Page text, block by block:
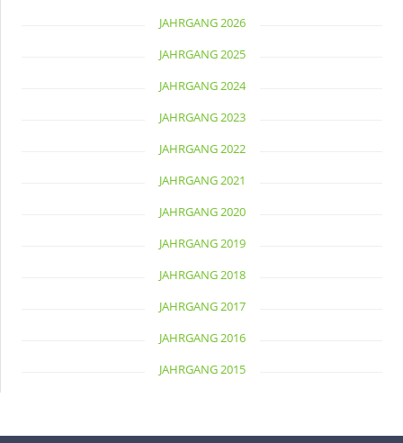
JAHRGANG 2026
JAHRGANG 2025
JAHRGANG 2024
JAHRGANG 2023
JAHRGANG 2022
JAHRGANG 2021
JAHRGANG 2020
JAHRGANG 2019
JAHRGANG 2018
JAHRGANG 2017
JAHRGANG 2016
JAHRGANG 2015